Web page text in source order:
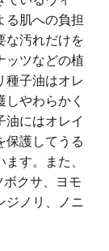
る肌への負担
な汚れだけを
ッツなどの植
種子油はオレ
やわらかく
油にはオレイ
保護してうる
す。また、
クサ、ヨモ
ジノリ、ノニ